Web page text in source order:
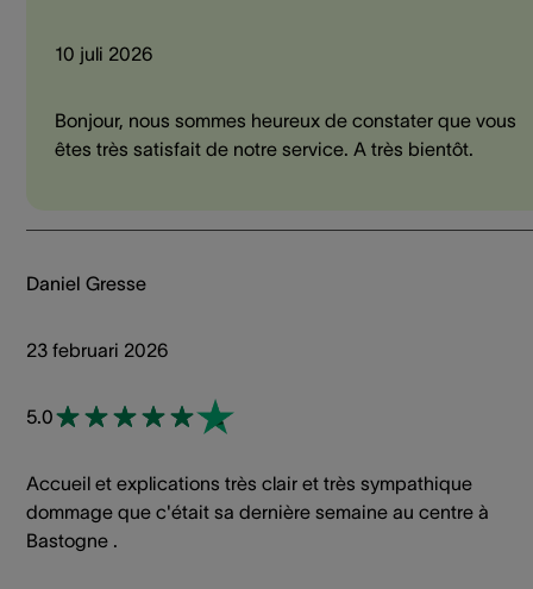
10 juli 2026
Bonjour, nous sommes heureux de constater que vous
êtes très satisfait de notre service. A très bientôt.
Daniel Gresse
23 februari 2026
5.0
Accueil et explications très clair et très sympathique
dommage que c'était sa dernière semaine au centre à
Bastogne .